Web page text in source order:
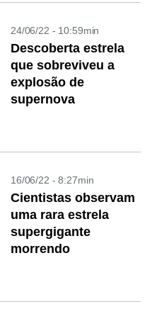
24/06/22 - 10:59min
Descoberta estrela
que sobreviveu a
explosão de
supernova
16/06/22 - 8:27min
Cientistas observam
uma rara estrela
supergigante
morrendo